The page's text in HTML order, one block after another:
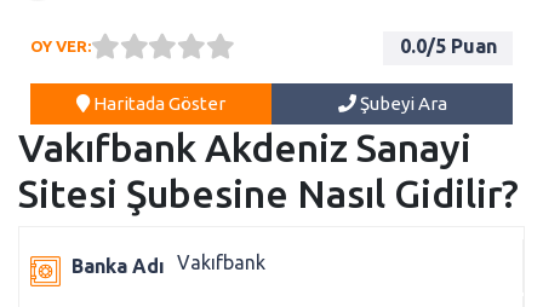
OY VER: 0.0/5 Puan
Haritada Göster Şubeyi Ara
Vakıfbank Akdeniz Sanayi
Sitesi Şubesine Nasıl Gidilir?
Banka Adı Vakıfbank